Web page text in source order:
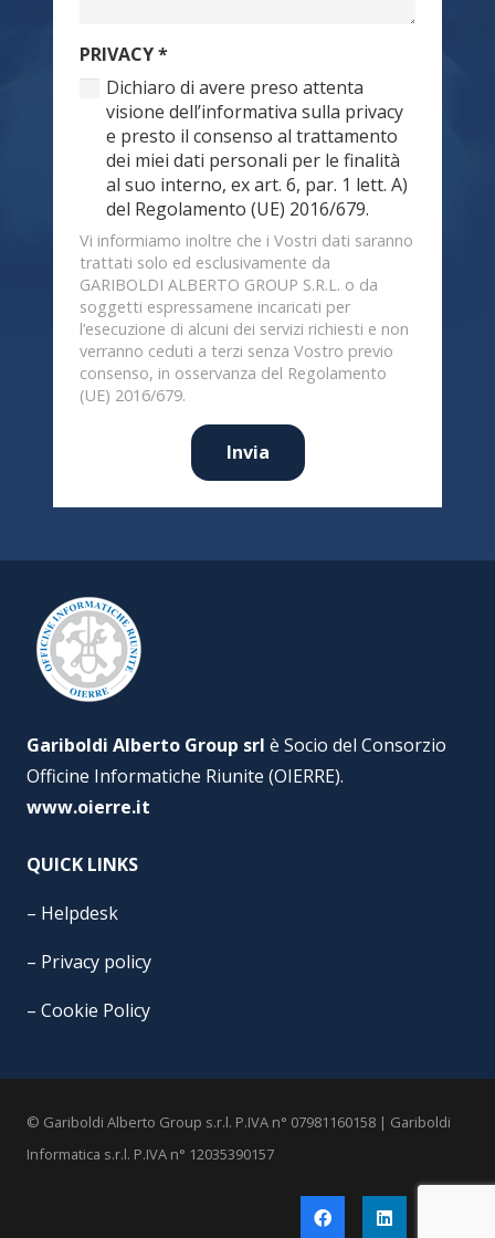
PRIVACY*
Dichiaro di avere preso attenta
visione dell’informativa sulla privacy
e presto il consenso al trattamento
dei miei dati personali per le finalità
al suo interno, ex art. 6, par. 1 lett. A)
del Regolamento (UE) 2016/679.
Vi informiamo inoltre che i Vostri dati saranno
trattati solo ed esclusivamente da
GARIBOLDI ALBERTO GROUP S.R.L. o da
soggetti espressamene incaricati per
l’esecuzione di alcuni dei servizi richiesti e non
verranno ceduti a terzi senza Vostro previo
consenso, in osservanza del Regolamento
(UE) 2016/679.
Invia
Gariboldi Alberto Group srl è Socio del Consorzio
Officine Informatiche Riunite (OIERRE).
www.oierre.it
QUICK LINKS
– Helpdesk
– Privacy policy
– Cookie Policy
© Gariboldi Alberto Group s.r.l. P.IVA n° 07981160158 | Gariboldi
Informatica s.r.l. P.IVA n° 12035390157